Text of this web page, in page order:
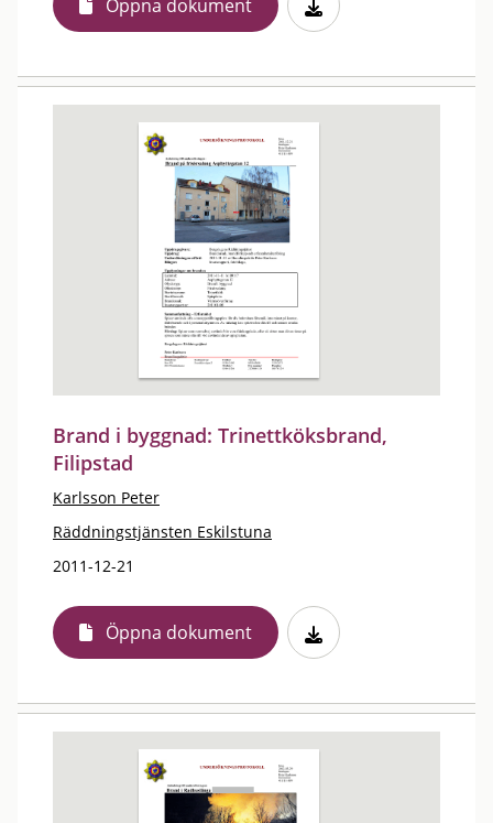
Öppna dokument
Brand i byggnad: Trinettköksbrand,
Filipstad
Karlsson Peter
Räddningstjänsten Eskilstuna
2011-12-21
Öppna dokument